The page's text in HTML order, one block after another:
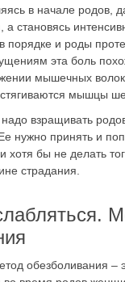
в начале родов,
а становясь
порядке и роды
эта боль
мышечных
мышцы
взращивать
нужно принять и
хотя бы не делать
страдания.
обезболивания –